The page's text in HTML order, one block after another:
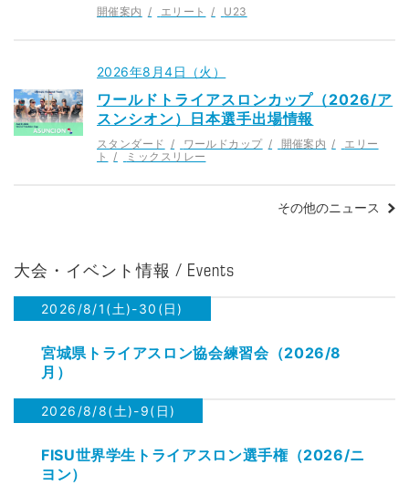
開催案内 エリート U23
2026年8月4日（火）
ワールドトライアスロンカップ（2026/ア
スンシオン）日本選手出場情報
スタンダード ワールドカップ 開催案内
エリー
ト
ミックスリレー
その他のニュース
大会・イベント情報 / Events
2026/8/1(土)-30(日)
宮城県トライアスロン協会練習会（2026/8
月）
2026/8/8(土)-9(日)
FISU世界学生トライアスロン選手権（2026/ニ
ヨン）